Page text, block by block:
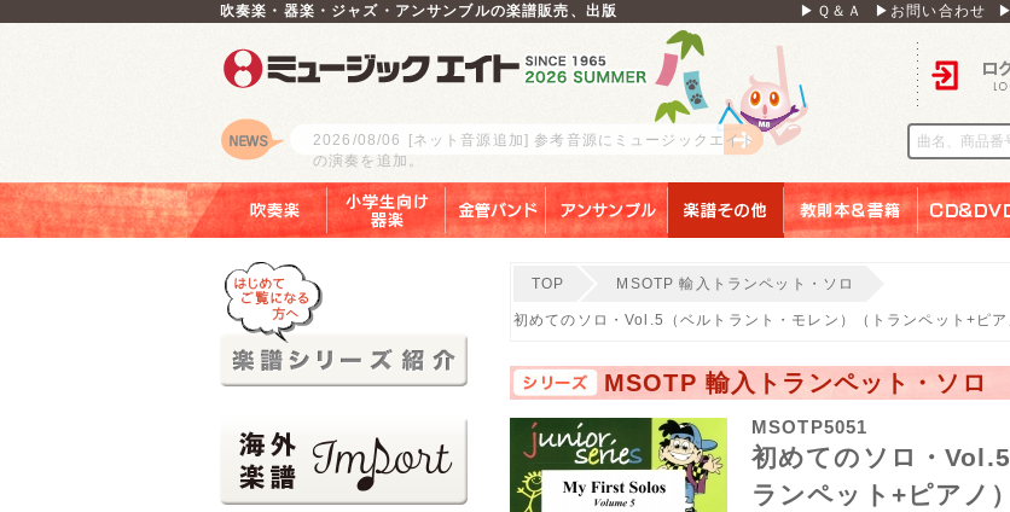
吹奏楽・器楽・ジャズ・アンサンブルの楽譜販売、出版 ▶Ｑ＆Ａ ▶お問い合わせ
ロゴ
2026/08/06
[ネット音源追加] 参考音源にミュージックエイト
の演奏を追加。
TOP MSOTP 輸入トランペット・ソロ
初めてのソロ・Vol.5（ベルトラント・モレン）（トランペット+ピ
MSOTP 輸入トランペット・ソロ
MSOTP5051
初めてのソロ・
ランペット+ピアノ